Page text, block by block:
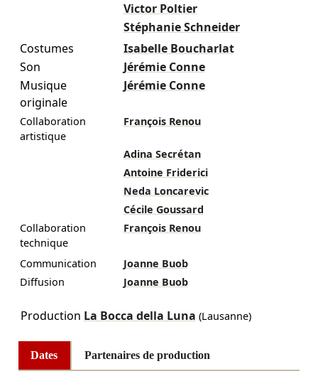
Victor Poltier
Stéphanie Schneider
Costumes
Isabelle Boucharlat
Son
Jérémie Conne
Musique
originale
Jérémie Conne
Collaboration
artistique
François Renou
Adina Secrétan
Antoine Friderici
Neda Loncarevic
Cécile Goussard
Collaboration
technique
François Renou
Communication
Joanne Buob
Diffusion
Joanne Buob
Production La Bocca della Luna (Lausanne)
Dates Partenaires de production